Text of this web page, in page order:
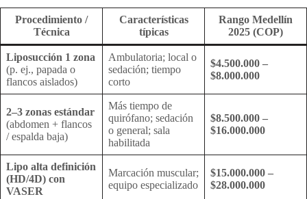
Procedimiento /
Técnica
Características
típicas
Rango Medellín
2025 (COP)
Liposucción 1 zona
(p. ej., papada o
flancos aislados)
Ambulatoria; local o
sedación; tiempo
corto
$4.500.000 –
$8.000.000
2–3 zonas estándar
(abdomen + flancos
/ espalda baja)
Más tiempo de
quirófano; sedación
o general; sala
habilitada
$8.500.000 –
$16.000.000
Lipo alta definición
(HD/4D) con
VASER
Marcación muscular;
equipo especializado
$15.000.000 –
$28.000.000